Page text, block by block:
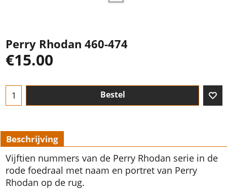
Perry Rhodan 460-474
€15.00
Bestel
Beschrijving
Vijftien nummers van de Perry Rhodan serie in de
rode foedraal met naam en portret van Perry
Rhodan op de rug.